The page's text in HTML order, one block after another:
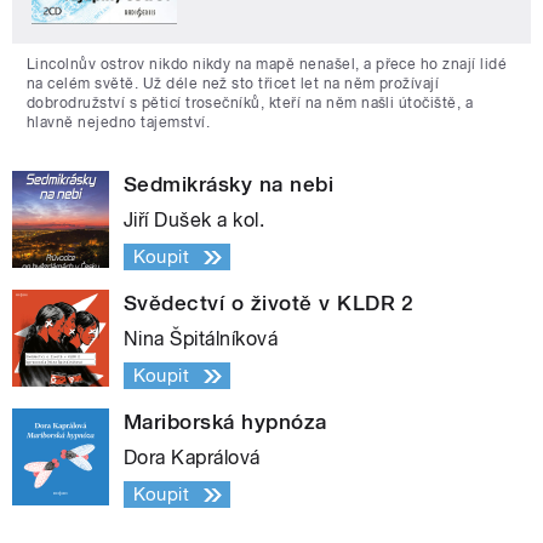
Lincolnův ostrov nikdo nikdy na mapě nenašel, a přece ho znají lidé
na celém světě. Už déle než sto třicet let na něm prožívají
dobrodružství s pěticí trosečníků, kteří na něm našli útočiště, a
hlavně nejedno tajemství.
Sedmikrásky na nebi
Jiří Dušek a kol.
Koupit
Svědectví o životě v KLDR 2
Nina Špitálníková
Koupit
Mariborská hypnóza
Dora Kaprálová
Koupit